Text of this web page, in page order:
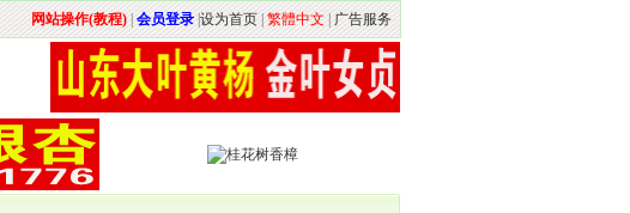
网站操作(教程)|会员登录 设为首页|繁體中文| 广告服务